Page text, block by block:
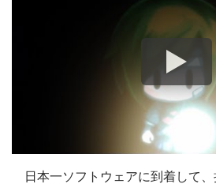
日本一ソフトウェアに到着して、